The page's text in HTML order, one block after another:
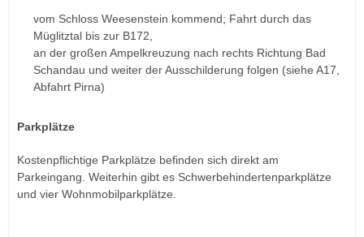
vom Schloss Weesenstein kommend; Fahrt durch das
Müglitztal bis zur B172,
an der großen Ampelkreuzung nach rechts Richtung Bad
Schandau und weiter der Ausschilderung folgen (siehe A17,
Abfahrt Pirna)
Parkplätze
Kostenpflichtige Parkplätze befinden sich direkt am
Parkeingang. Weiterhin gibt es Schwerbehindertenparkplätze
und vier Wohnmobilparkplätze.